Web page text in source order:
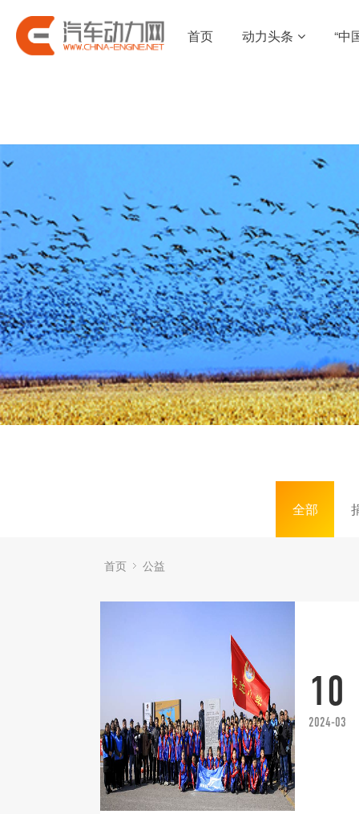
首页 动力头条 “中
全部
首页 公益
10
2024-03